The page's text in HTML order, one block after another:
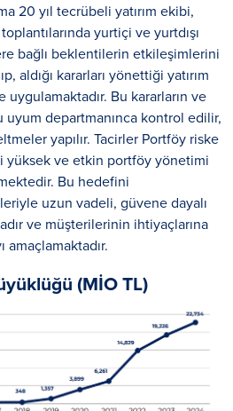
20 yıl tecrübeli yatırım ekibi,
yurtiçi ve yurtdışı
bağlı beklentilerin etkileşimlerini
aldığı kararları yönettiği yatırım
Bu kararların ve
uyum departmanınca kontrol edilir,
yapılır. Tacirler Portföy riske
yüksek ve etkin portföy yönetimi
Bu hedefini
uzun vadeli, güvene dayalı
ve müşterilerinin ihtiyaçlarına
(MİO TL)